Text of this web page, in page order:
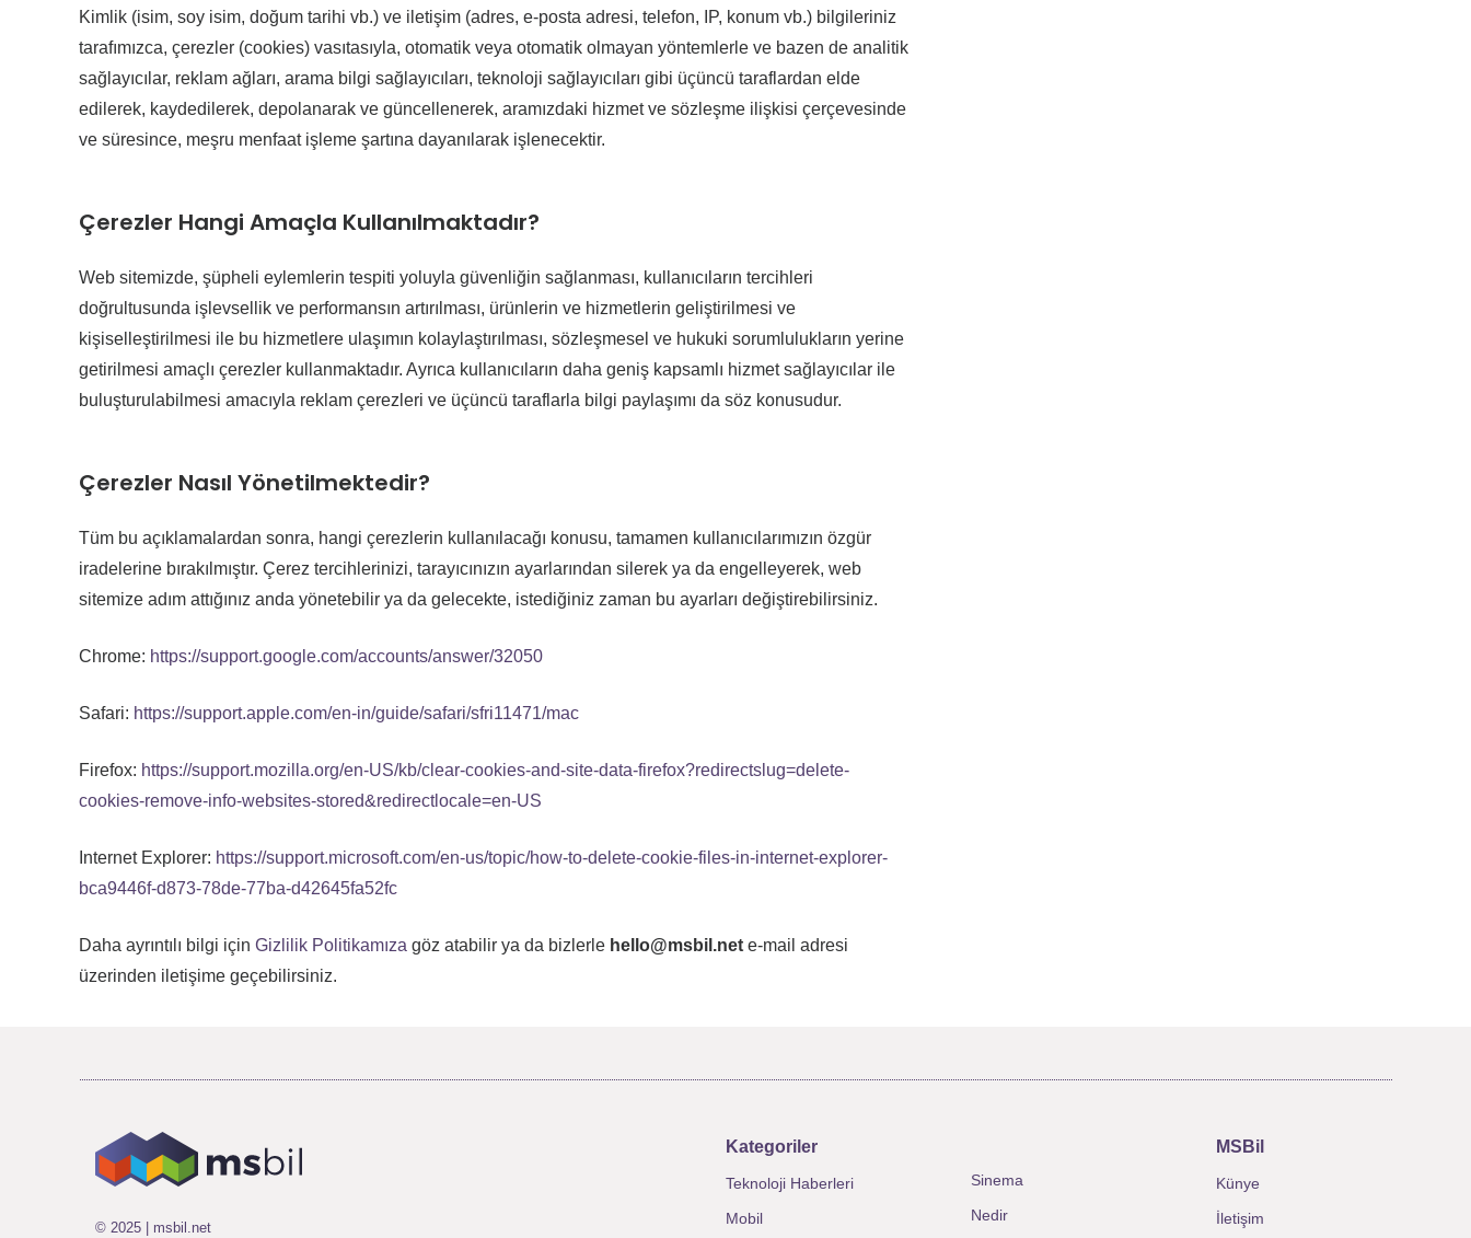
Kimlik (isim, soy isim, doğum tarihi vb.) ve iletişim (adres, e-posta adresi, telefon, IP, konum vb.) bilgileriniz
tarafımızca, çerezler (cookies) vasıtasıyla, otomatik veya otomatik olmayan yöntemlerle ve bazen de analitik
sağlayıcılar, reklam ağları, arama bilgi sağlayıcıları, teknoloji sağlayıcıları gibi üçüncü taraflardan elde
edilerek, kaydedilerek, depolanarak ve güncellenerek, aramızdaki hizmet ve sözleşme ilişkisi çerçevesinde
ve süresince, meşru menfaat işleme şartına dayanılarak işlenecektir.
Çerezler Hangi Amaçla Kullanılmaktadır?
Web sitemizde, şüpheli eylemlerin tespiti yoluyla güvenliğin sağlanması, kullanıcıların tercihleri
doğrultusunda işlevsellik ve performansın artırılması, ürünlerin ve hizmetlerin geliştirilmesi ve
kişiselleştirilmesi ile bu hizmetlere ulaşımın kolaylaştırılması, sözleşmesel ve hukuki sorumlulukların yerine
getirilmesi amaçlı çerezler kullanmaktadır. Ayrıca kullanıcıların daha geniş kapsamlı hizmet sağlayıcılar ile
buluşturulabilmesi amacıyla reklam çerezleri ve üçüncü taraflarla bilgi paylaşımı da söz konusudur.
Çerezler Nasıl Yönetilmektedir?
Tüm bu açıklamalardan sonra, hangi çerezlerin kullanılacağı konusu, tamamen kullanıcılarımızın özgür
iradelerine bırakılmıştır. Çerez tercihlerinizi, tarayıcınızın ayarlarından silerek ya da engelleyerek, web
sitemize adım attığınız anda yönetebilir ya da gelecekte, istediğiniz zaman bu ayarları değiştirebilirsiniz.
Chrome: https://support.google.com/accounts/answer/32050
Safari: https://support.apple.com/en-in/guide/safari/sfri11471/mac
Firefox: https://support.mozilla.org/en-US/kb/clear-cookies-and-site-data-firefox?redirectslug=delete-
cookies-remove-info-websites-stored&redirectlocale=en-US
Internet Explorer: https://support.microsoft.com/en-us/topic/how-to-delete-cookie-files-in-internet-explorer-
bca9446f-d873-78de-77ba-d42645fa52fc
Daha ayrıntılı bilgi için Gizlilik Politikamıza göz atabilir ya da bizlerle hello@msbil.net e-mail adresi
üzerinden iletişime geçebilirsiniz.
© 2025 | msbil.net
Kategoriler
Teknoloji Haberleri
Mobil
Sinema
Nedir
MSBil
Künye
İletişim